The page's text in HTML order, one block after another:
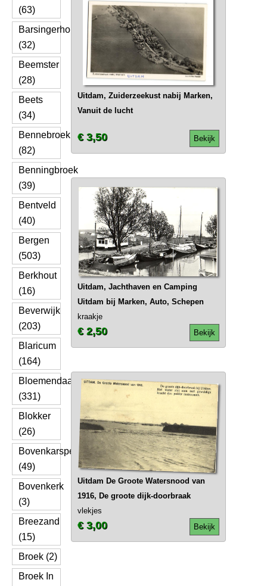
(63)
Barsingerhorn
(32)
Beemster
(28)
Beets
(34)
Bennebroek
(82)
Benningbroek
(39)
Bentveld
(40)
Bergen
(503)
Berkhout
(16)
Beverwijk
(203)
Blaricum
(164)
Bloemendaal
(331)
Blokker
(26)
Bovenkarspel
(49)
Bovenkerk
(3)
Breezand
(15)
Broek (2)
Broek In
Uitdam, Zuiderzeekust nabij Marken,
Vanuit de lucht
Bekijk
€ 3,50
Uitdam, Jachthaven en Camping
Uitdam bij Marken, Auto, Schepen
kraakje
Bekijk
€ 2,50
Uitdam De Groote Watersnood van
1916, De groote dijk-doorbraak
vlekjes
Bekijk
€ 3,00